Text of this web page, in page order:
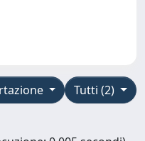
Tutti (2)